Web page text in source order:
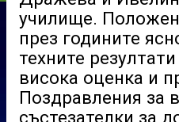
училище.
през годините
техните
висока оценка и
Поздравления за
състезателки за